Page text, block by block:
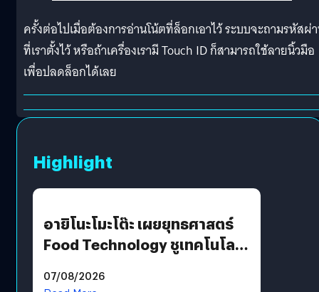
ครั้งต่อไปเมื่อต้องการอ่านโน้ตที่ล็อกเอาไว้ ระบบจะถามรหัสผ่
ที่เราตั้งไว้ หรือถ้าเครื่องเรามี Touch ID ก็สามารถใช้ลายนิ้วมือ
เพื่อปลดล็อกได้เลย
Highlight
อายิโนะโมะโต๊ะ เผยยุทธศาสตร์
Food Technology ชูเทคโนโลยี
บริโภคและ B2B
07/08/2026